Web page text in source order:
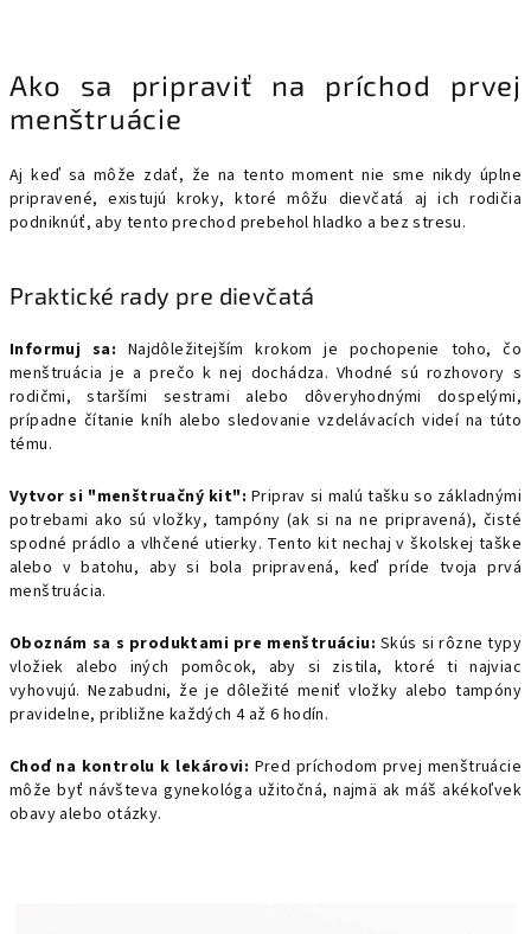
Ako sa pripraviť na príchod prvej
menštruácie
Aj keď sa môže zdať, že na tento moment nie sme nikdy úplne
pripravené, existujú kroky, ktoré môžu dievčatá aj ich rodičia
podniknúť, aby tento prechod prebehol hladko a bez stresu.
Praktické rady pre dievčatá
Informuj sa: Najdôležitejším krokom je pochopenie toho, čo
menštruácia je a prečo k nej dochádza. Vhodné sú rozhovory s
rodičmi, staršími sestrami alebo dôveryhodnými dospelými,
prípadne čítanie kníh alebo sledovanie vzdelávacích videí na túto
tému.
Vytvor si "menštruačný kit": Priprav si malú tašku so základnými
potrebami ako sú vložky, tampóny (ak si na ne pripravená), čisté
spodné prádlo a vlhčené utierky. Tento kit nechaj v školskej taške
alebo v batohu, aby si bola pripravená, keď príde tvoja prvá
menštruácia.
Oboznám sa s produktami pre menštruáciu: Skús si rôzne typy
vložiek alebo iných pomôcok, aby si zistila, ktoré ti najviac
vyhovujú. Nezabudni, že je dôležité meniť vložky alebo tampóny
pravidelne, približne každých 4 až 6 hodín.
Choď na kontrolu k lekárovi: Pred príchodom prvej menštruácie
môže byť návšteva gynekológa užitočná, najmä ak máš akékoľvek
obavy alebo otázky.